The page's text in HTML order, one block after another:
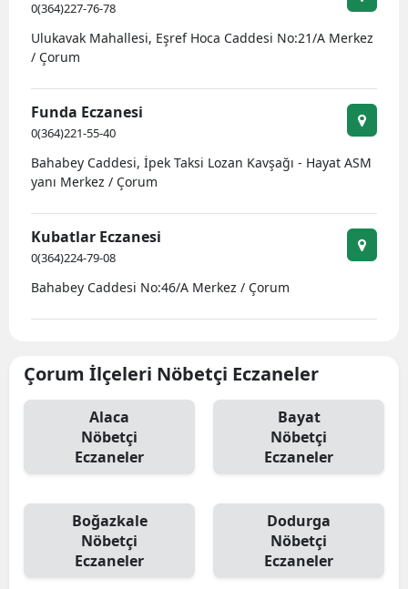
Niğde
Ordu
Sakarya
Tokat
Trabzon
Tunceli
Uşak
Van
0(364)227-76-78
Ulukavak Mahallesi, Eşref Hoca Caddesi No:21/A Merkez
/ Çorum
Funda Eczanesi
0(364)221-55-40
Bahabey Caddesi, İpek Taksi Lozan Kavşağı - Hayat ASM
yanı Merkez / Çorum
Kubatlar Eczanesi
0(364)224-79-08
Bahabey Caddesi No:46/A Merkez / Çorum
Çorum İlçeleri Nöbetçi Eczaneler
Alaca
Nöbetçi
Eczaneler
Bayat
Nöbetçi
Eczaneler
Boğazkale
Nöbetçi
Eczaneler
Dodurga
Nöbetçi
Eczaneler